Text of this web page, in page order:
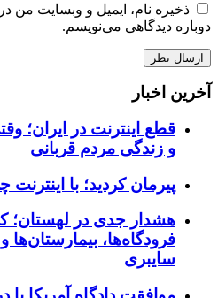
ذخیره نام، ایمیل و وبسایت من
دوباره دیدگاهی می‌نویسم.
آخرین اخبار
قطع اینترنت در ایران؛
و زندگی مردم قربانی
پیرمان کردید؛ با
هشدار جدی در لهستان؛
فرودگاه‌ها،
سایبری